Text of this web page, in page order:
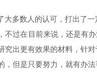
大多数人的认可，打出了
不过在目前来说，还是有
究出更有效果的材料，针
，但是只要努力，就有办